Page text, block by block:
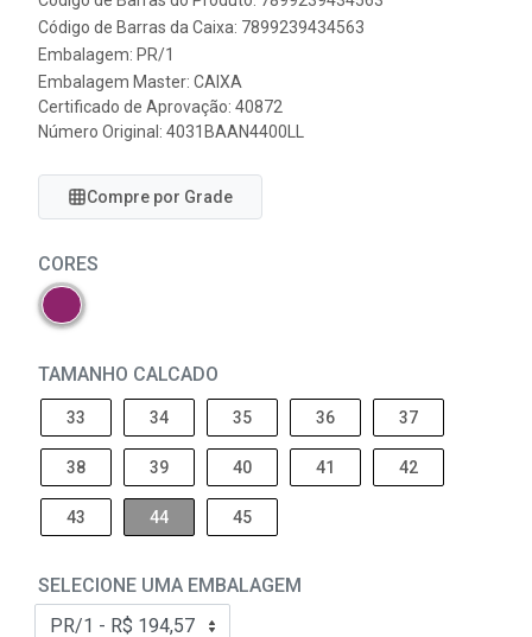
Código de Barras da Caixa: 7899239434563
Embalagem: PR/1
Embalagem Master: CAIXA
Certificado de Aprovação: 40872
Número Original: 4031BAAN4400LL
Compre por Grade
CORES
TAMANHO CALCADO
33 34 35 36 37
38 39 40 41 42
43 44 45
SELECIONE UMA EMBALAGEM